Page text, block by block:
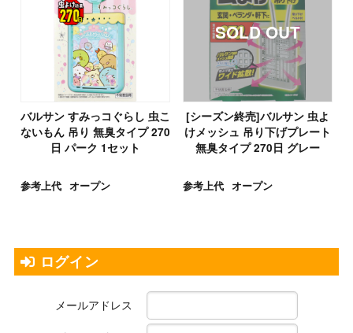
バルサン すみっコぐらし 虫こ
ないもん 吊り 無臭タイプ 270
日 パーク 1セット
参考上代 オープン
[シーズン終売]バルサン 虫よ
けメッシュ 吊り下げプレート
無臭タイプ 270日 グレー
参考上代 オープン
ログイン
メールアドレス